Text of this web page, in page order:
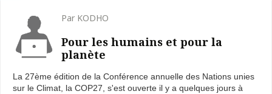
Par KODHO
Pour les humains et pour la
planète
La 27ème édition de la Conférence annuelle des Nations unies
sur le Climat, la COP27, s'est ouverte il y a quelques jours à